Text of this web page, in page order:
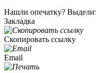
Нашли опечатку?
Закладка
Скопировать ссылку
Email